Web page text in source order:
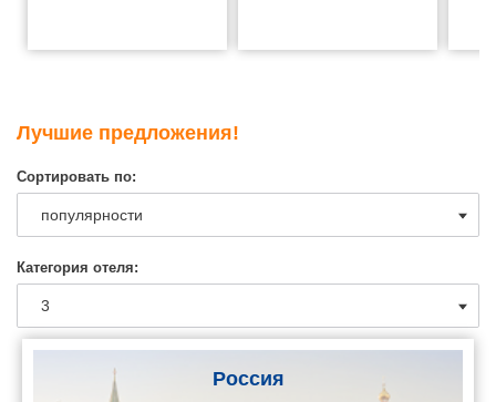
Лучшие предложения!
Сортировать по:
Категория отеля:
Россия